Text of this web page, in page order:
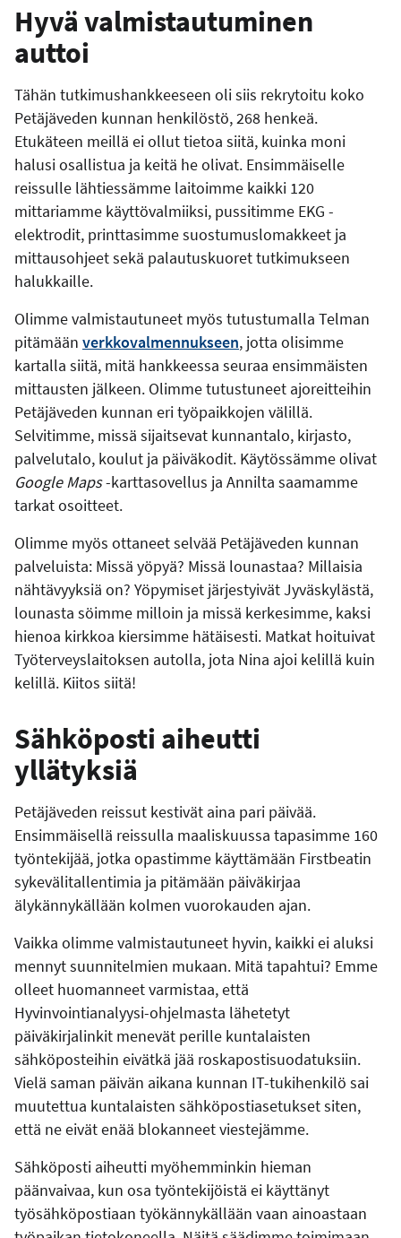
Hyvä valmistautuminen
auttoi
Tähän tutkimushankkeeseen oli siis rekrytoitu koko
Petäjäveden kunnan henkilöstö, 268 henkeä.
Etukäteen meillä ei ollut tietoa siitä, kuinka moni
halusi osallistua ja keitä he olivat. Ensimmäiselle
reissulle lähtiessämme laitoimme kaikki 120
mittariamme käyttövalmiiksi, pussitimme EKG -
elektrodit, printtasimme suostumuslomakkeet ja
mittausohjeet sekä palautuskuoret tutkimukseen
halukkaille.
Olimme valmistautuneet myös tutustumalla Telman
pitämään verkkovalmennukseen, jotta olisimme
kartalla siitä, mitä hankkeessa seuraa ensimmäisten
mittausten jälkeen. Olimme tutustuneet ajoreitteihin
Petäjäveden kunnan eri työpaikkojen välillä.
Selvitimme, missä sijaitsevat kunnantalo, kirjasto,
palvelutalo, koulut ja päiväkodit. Käytössämme olivat
Google Maps-karttasovellus ja Annilta saamamme
tarkat osoitteet.
Olimme myös ottaneet selvää Petäjäveden kunnan
palveluista: Missä yöpyä? Missä lounastaa? Millaisia
nähtävyyksiä on? Yöpymiset järjestyivät Jyväskylästä,
lounasta söimme milloin ja missä kerkesimme, kaksi
hienoa kirkkoa kiersimme hätäisesti. Matkat hoituivat
Työterveyslaitoksen autolla, jota Nina ajoi kelillä kuin
kelillä. Kiitos siitä!
Sähköposti aiheutti
yllätyksiä
Petäjäveden reissut kestivät aina pari päivää.
Ensimmäisellä reissulla maaliskuussa tapasimme 160
työntekijää, jotka opastimme käyttämään Firstbeatin
sykevälitallentimia ja pitämään päiväkirjaa
älykännykällään kolmen vuorokauden ajan.
Vaikka olimme valmistautuneet hyvin, kaikki ei aluksi
mennyt suunnitelmien mukaan. Mitä tapahtui? Emme
olleet huomanneet varmistaa, että
Hyvinvointianalyysi-ohjelmasta lähetetyt
päiväkirjalinkit menevät perille kuntalaisten
sähköposteihin eivätkä jää roskapostisuodatuksiin.
Vielä saman päivän aikana kunnan IT-tukihenkilö sai
muutettua kuntalaisten sähköpostiasetukset siten,
että ne eivät enää blokanneet viestejämme.
Sähköposti aiheutti myöhemminkin hieman
päänvaivaa, kun osa työntekijöistä ei käyttänyt
työsähköpostiaan työkännykällään vaan ainoastaan